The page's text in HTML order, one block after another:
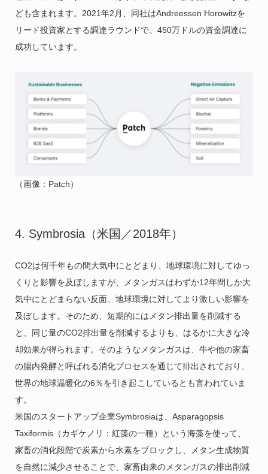
ども含まれます。2021年2月、同社はAndreessen Horowitzを
リード投資家とする調達ラウンドで、450万ドルの資金調達に
成功しています。
（画像：Patch）
4. Symbrosia（米国／2018年）
CO2は何千年もの間大気中にとどまり、地球環境に対してゆっ
くりと影響を及ぼしますが、メタンガスはわずか12年間しか大
気中にとどまらない反面、地球環境に対してより激しい影響を
及ぼします。そのため、短期的にはメタン排出量を削減する
と、同じ量のCO2排出量を削減するよりも、はるかに大きな冷
却効果が得られます。そのようなメタンガスは、牛や他の家畜
の腸内発酵と呼ばれる消化プロセスを通じて排出されており、
世界の地球温暖化の6％を引き起こしているとも言われていま
す。
米国のスタートアップ企業Symbrosiaは、Asparagopsis
Taxiformis（カギケノリ：紅藻の一種）という海藻を使って、
家畜の消化段階で炭素から水素をブロックし、メタン生成物質
を自然に減少させることで、家畜由来のメタンガスの排出削減